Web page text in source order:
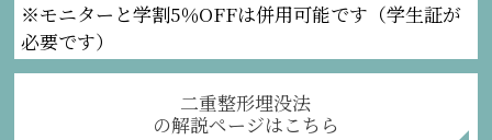
※モニターと学割5％OFFは併用可能です（学生証が
必要です）
二重整形埋没法
の解説ページはこちら